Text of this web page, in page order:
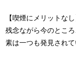
【喫煙にメリットなし
残念ながら今のとこ
素は一つも発見されて